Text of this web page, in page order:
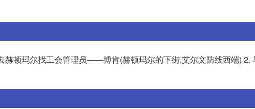
赫顿玛尔找工会管理员——博肯(赫顿玛尔的下街,艾尔文防线西端) 2.